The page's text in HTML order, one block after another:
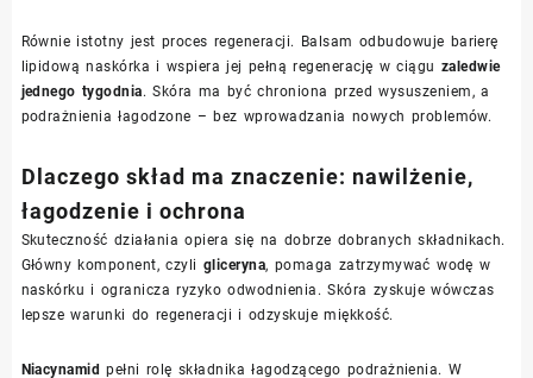
Równie istotny jest proces regeneracji. Balsam odbudowuje barierę
lipidową naskórka i wspiera jej pełną regenerację w ciągu zaledwie
jednego tygodnia. Skóra ma być chroniona przed wysuszeniem, a
podrażnienia łagodzone – bez wprowadzania nowych problemów.
Dlaczego skład ma znaczenie: nawilżenie,
łagodzenie i ochrona
Skuteczność działania opiera się na dobrze dobranych składnikach.
Główny komponent, czyli gliceryna, pomaga zatrzymywać wodę w
naskórku i ogranicza ryzyko odwodnienia. Skóra zyskuje wówczas
lepsze warunki do regeneracji i odzyskuje miękkość.
Niacynamid pełni rolę składnika łagodzącego podrażnienia. W